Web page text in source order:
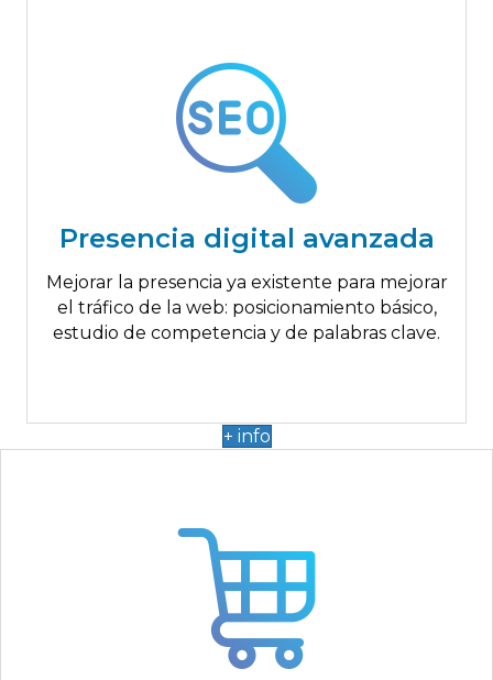
Presencia digital avanzada
Mejorar la presencia ya existente para mejorar
el tráfico de la web: posicionamiento básico,
estudio de competencia y de palabras clave.
Hasta 5.000€
Posicionamiento básico
Estudio competidores
SO Off-Page
+ info
Hasta 5.000€
Creación del e-commerce